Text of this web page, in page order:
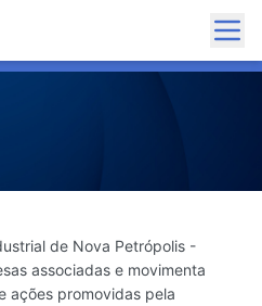
de Nova Petrópolis -
associadas e movimenta
ações promovidas pela